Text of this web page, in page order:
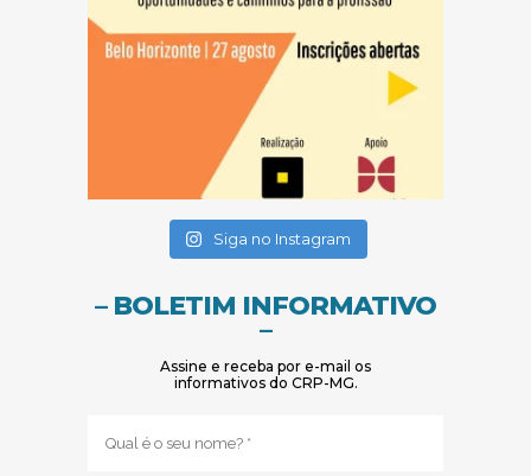
Siga no Instagram
– BOLETIM INFORMATIVO
–
Assine e receba por e-mail os
informativos do CRP-MG.